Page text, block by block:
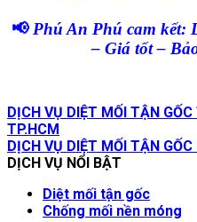
📢Phú An Phú cam kết:
– Giá tốt –
DỊCH VỤ DIỆT MỐI TẬN
TP.HCM
DỊCH VỤ DIỆT MỐI TẬN
DỊCH VỤ NỔI BẬT
Diệt mối tận gốc
Chống mối nền móng